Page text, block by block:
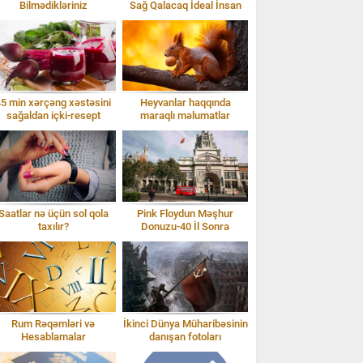
Bilmədikləriniz
Sağ Qalacaq İdeal İnsan
Modeli
min xərçəng xəstəsini
sağaldan içki-resept
Heyvanlar haqqında
maraqlı məlumatlar
nə üçün sol qola
taxılır?
Pink Floydun Məşhur
Donuzu-40 İl Sonra
Rum Rəqəmləri və
Hesablamalar
İkinci Dünya Müharibəsinin
danışan fotoları